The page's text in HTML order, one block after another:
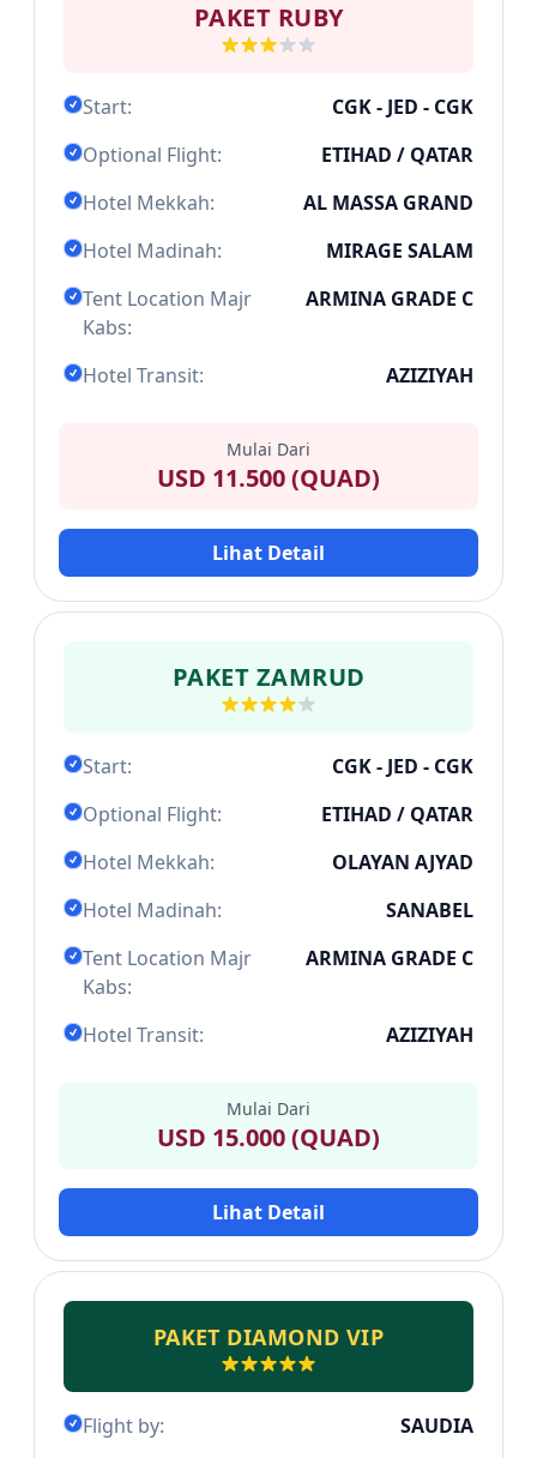
PAKET RUBY
Start:
CGK - JED - CGK
Optional Flight:
ETIHAD / QATAR
Hotel Mekkah:
AL MASSA GRAND
Hotel Madinah:
MIRAGE SALAM
Tent Location Majr
Kabs:
ARMINA GRADE C
Hotel Transit: AZIZIYAH
Mulai Dari
USD 11.500 (QUAD)
Lihat Detail
PAKET ZAMRUD
Start:
CGK - JED - CGK
Optional Flight:
ETIHAD / QATAR
Hotel Mekkah:
OLAYAN AJYAD
Hotel Madinah:
SANABEL
Tent Location Majr
Kabs:
ARMINA GRADE C
Hotel Transit: AZIZIYAH
Mulai Dari
USD 15.000 (QUAD)
Lihat Detail
PAKET DIAMOND VIP
Flight by: SAUDIA